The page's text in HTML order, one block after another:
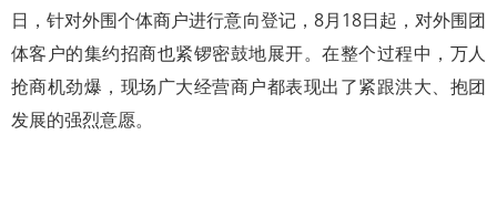
日，针对外围个体商户进行意向登记，8月18日起，对外围团
体客户的集约招商也紧锣密鼓地展开。在整个过程中，万人
抢商机劲爆，现场广大经营商户都表现出了紧跟洪大、抱团
发展的强烈意愿。